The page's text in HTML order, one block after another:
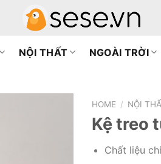
NỘI THẤT NGOÀI TRỜI
HOME / NỘI
Kệ treo
Chất liệu